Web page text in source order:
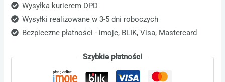
Wysyłka kurierem DPD
Wysyłki realizowane w 3-5 dni roboczych
Bezpieczne płatności - imoje, BLIK, Visa, Mastercard
Szybkie płatności